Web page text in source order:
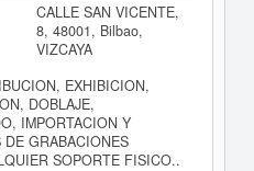
CALLE SAN VICENTE,
8, 48001, Bilbao,
VIZCAYA
EXHIBICION,
DOBLAJE,
IMPORTACION Y
DE GRABACIONES
SOPORTE FISICO..